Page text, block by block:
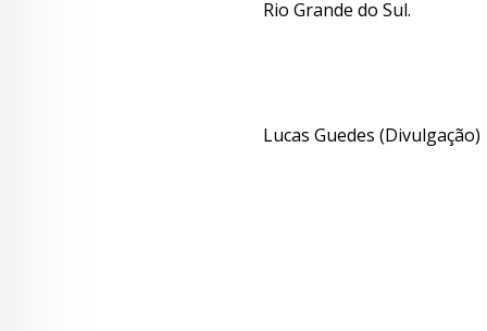
Rio Grande do Sul.
Lucas Guedes (Divulgação)